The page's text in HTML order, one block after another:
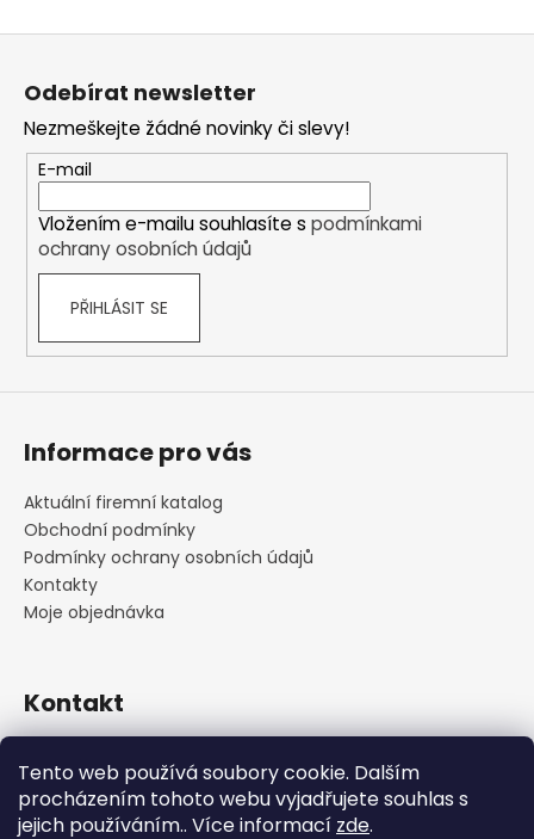
Tento web používá soubory cookie. Dalším
procházením tohoto webu vyjadřujete souhlas s
jejich používáním.. Více informací zde.
Z
Odebírat newsletter
Nezmeškejte žádné novinky či slevy!
E-mail
Vložením e-mailu souhlasíte s podmínkami
ochrany osobních údajů
PŘIHLÁSIT SE
Informace pro vás
Aktuální firemní katalog
Obchodní podmínky
Podmínky ochrany osobních údajů
Kontakty
Moje objednávka
Kontakt
+420 222 316 990
https://www.facebook.com/cskarlin